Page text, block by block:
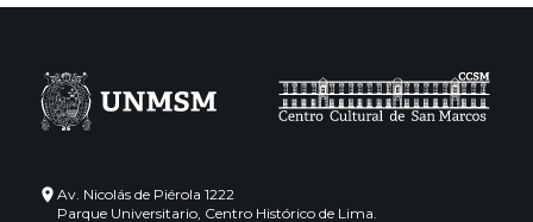
Av. Nicolás de Piérola 1222
Parque Universitario, Centro Histórico de Lima.